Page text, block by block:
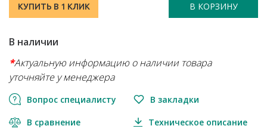
КУПИТЬ В 1 КЛИК В КОРЗИНУ
В наличии
*Актуальную информацию о наличии товара
уточняйте у менеджера
Вопрос специалисту В закладки
В сравнение Техническое описание